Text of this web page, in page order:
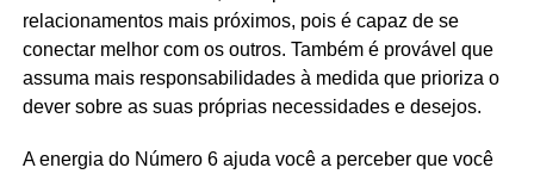
relacionamentos mais próximos, pois é capaz de se
conectar melhor com os outros. Também é provável que
assuma mais responsabilidades à medida que prioriza o
dever sobre as suas próprias necessidades e desejos.
A energia do Número 6 ajuda você a perceber que você